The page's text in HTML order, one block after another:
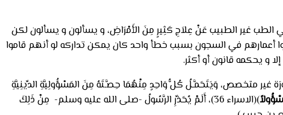
غير الطبيب عَنْ عِلاَجِ كَثِيرٍ مِنَ الأَمْرَاضِ، و يسألون و يسألون لكن
أعمارهم في السجون بسبب خطأ واحد كان يمكن تداركه لو أنهم قاموا
و يحكمه قانون أو أكثر.
غير متخصص، وَيَتَحَمَّـلُ كُلُّ وَاحِدٍ مِنْهُمَا حِصَّـتَهُ مِنَ المَسْؤُولِيَّةِ الدِّينِيَّةِ
)(الاسراء 36)، أَلَمْ يُحَذِّرِ الرَّسُولُ -صلى الله عليه وسلم- مِنْ ذَلِكَ